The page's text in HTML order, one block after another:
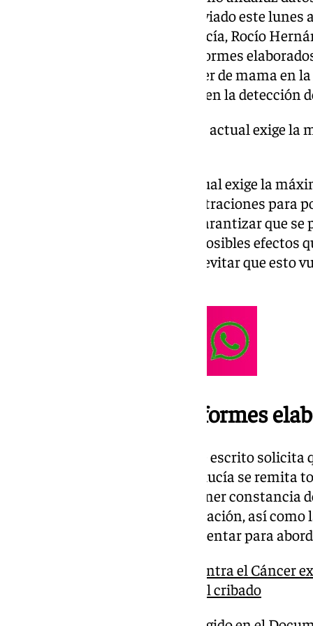
del ramo, Mónica García, ha enviado este lunes
Consumo de la Junta de Andalucía, Rocío
solicita el envío de todos los informes
detectado en el cribado de cáncer de mama en
cinco años para evaluar el fallo en la detección
«La magnitud del problema actual exige
«La magnitud del problema actual exige la
coordinación entre las administraciones para
necesidades de la población y garantizar que
necesarias para disminuir los posibles efectos
mujeres afectadas, a la vez que evitar que esto
Reclama todos los informes
Por este motivo, a través de este escrito solicita
y Consumo de la Junta de Andalucía se remita
en elaboración que permitan tener constancia
evaluar el impacto sobre la población, así
en marcha o se vayan a implementar para
La Asociación Española Contra el Cáncer
«inmediato» el problema del cribado